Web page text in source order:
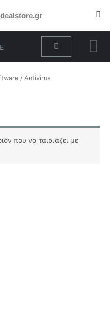
Cart
/ Antivirus
που να ταιριάζει με